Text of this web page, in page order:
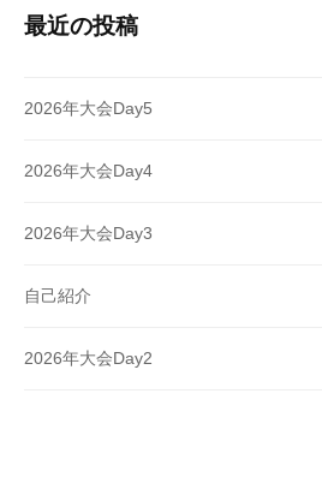
最近の投稿
2026年大会Day5
2026年大会Day4
2026年大会Day3
自己紹介
2026年大会Day2